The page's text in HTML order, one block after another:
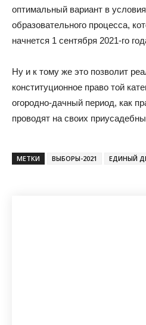
оптимальный вариант в
образовательного процесса,
начнется 1 сентября 2021-го
Ну и к тому же это позволит
конституционное право той
огородно-дачный период, как
проводят на своих
МЕТКИ ВЫБОРЫ-2021 ЕДИНЫЙ